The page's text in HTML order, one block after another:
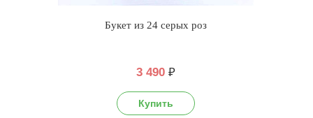
Букет из 24 серых роз
3 490 ₽